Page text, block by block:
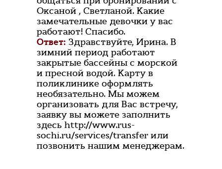
Оксаной , Светланой. Какие
замечательные девочки у вас
работают! Спасибо.
Ответ: Здравствуйте, Ирина. В
зимний период работают
закрытые бассейны с морской
и пресной водой. Карту в
поликлинике оформлять
необязательно. Мы можем
организовать для Вас встречу,
заявку вы можете заполнить
здесь http://www.rus-
sochi.ru/services/transfer или
позвонить нашим менеджерам.